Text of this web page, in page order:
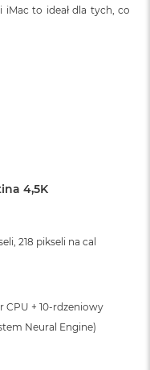
iMac to ideał dla tych, co
4,5K
218 pikseli na cal
CPU + 10-rdzeniowy
Neural Engine)